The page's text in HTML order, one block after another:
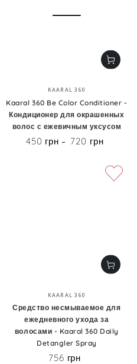
Бренд:
KAARAL 360
Kaaral 360 Be Color Conditioner -
Кондиционер для окрашенных
волос с ежевичным уксусом
Цена
450 грн 720 грн
Бренд:
KAARAL 360
Средство несмываемое для
ежедневного ухода за
волосами - Kaaral 360 Daily
Detangler Spray
Цена
756 грн